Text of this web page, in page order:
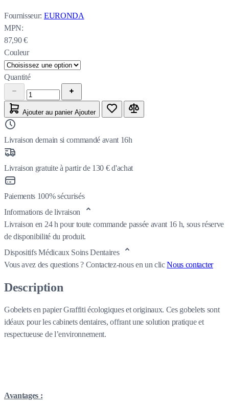
Fournisseur: EURONDA
MPN:
87,90 €
Couleur
Quantité
Ajouter au panier Ajouter
Livraison demain si commandé avant 16h
Livraison gratuite à partir de 130 € d'achat
Paiements 100% sécurisés
Informations de livraison
Livraison en 24 h pour toute commande passée avant 16 h, sous réserve
de disponibilité du produit.
Dispositifs Médicaux Soins Dentaires
Vous avez des questions ? Contactez-nous en un clicNous contacter
Description
Gobelets en papier Graffiti écologiques et originaux. Ces gobelets sont
idéaux pour les cabinets dentaires, offrant une solution pratique et
respectueuse de l’environnement.
Avantages :